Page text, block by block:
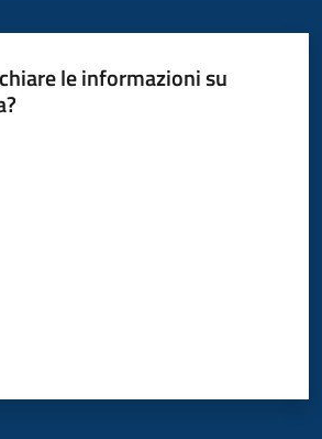
le informazioni su